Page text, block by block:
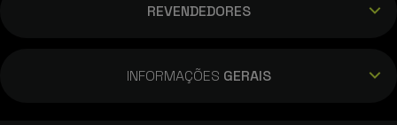
REVENDEDORES
INFORMAÇÕES GERAIS